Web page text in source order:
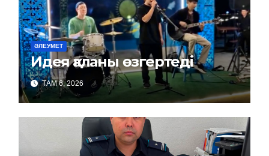
ӘЛЕУМЕТ
Идея қаланы өзгертеді
ТАМ 6, 2026